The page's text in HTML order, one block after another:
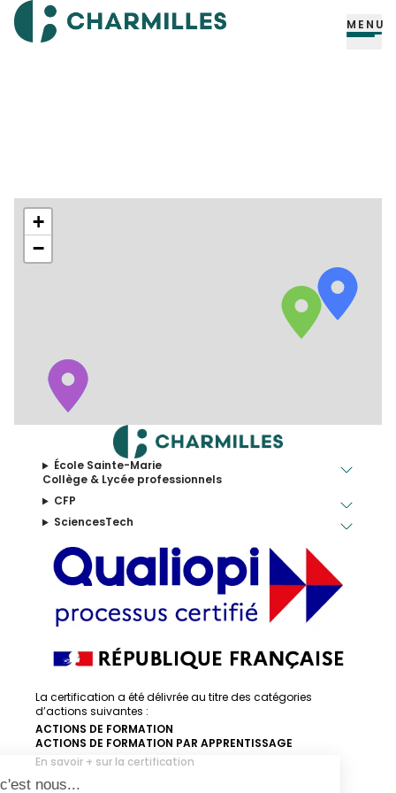
MENU
+
−
École Sainte-Marie
Collège & Lycée professionnels
CFP
SciencesTech
La certification a été délivrée au titre des catégories
d’actions suivantes :
ACTIONS DE FORMATION
ACTIONS DE FORMATION PAR APPRENTISSAGE
En savoir + sur la certification